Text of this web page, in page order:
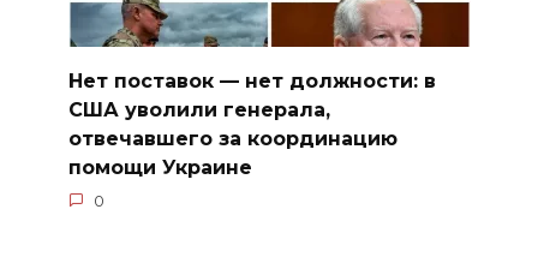
Нет поставок — нет должности: в
США уволили генерала,
отвечавшего за координацию
помощи Украине
0